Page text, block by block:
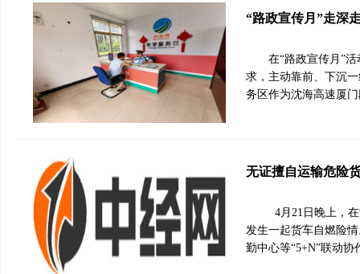
“路政宣传月”走深
在“路政宣传月”
求，主动靠前、下沉
务区作为沈海高速厦
无证擅自运输危险
4月21日晚上，
发生一起货车自燃险
勤中心等“5+N”联动